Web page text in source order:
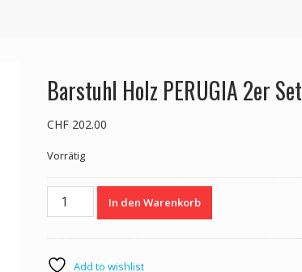
Barstuhl Holz PERUGIA 2er Set
CHF202.00
Vorrätig
Barstuhl
Set
In den Warenkorb
Add to wishlist